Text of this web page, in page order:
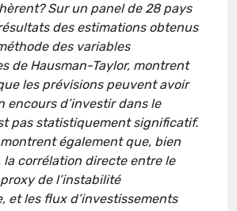
Sur un panel de 28 pays
des estimations obtenus
des variables
de Hausman-Taylor, montrent
les prévisions peuvent avoir
encours d’investir dans le
pas statistiquement significatif.
également que, bien
la corrélation directe entre le
de l’instabilité
et les flux d’investissements